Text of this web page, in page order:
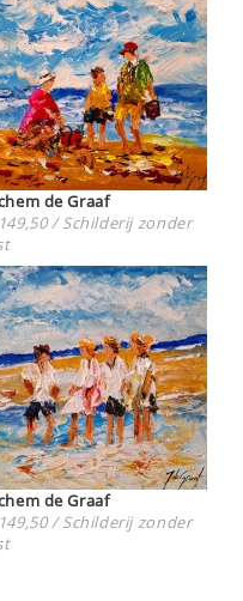
de Graaf
/ Schilderij zonder
de Graaf
/ Schilderij zonder